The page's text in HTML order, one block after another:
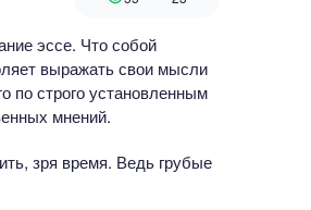
эссе. Что собой
выражать свои мысли
по строго установленным
мнений.
зря время. Ведь грубые